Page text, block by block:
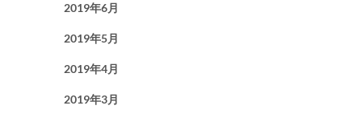
2019年6月
2019年5月
2019年4月
2019年3月